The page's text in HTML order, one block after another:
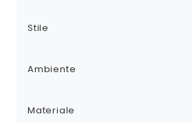
Stile
Ambiente
Materiale